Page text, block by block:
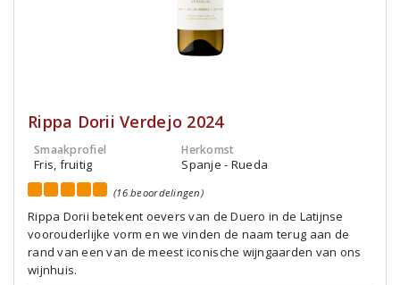
Rippa Dorii Verdejo 2024
Smaakprofiel
Fris, fruitig
Herkomst
Spanje - Rueda
(16 beoordelingen)
Rippa Dorii betekent oevers van de Duero in de Latijnse
voorouderlijke vorm en we vinden de naam terug aan de
rand van een van de meest iconische wijngaarden van ons
wijnhuis.